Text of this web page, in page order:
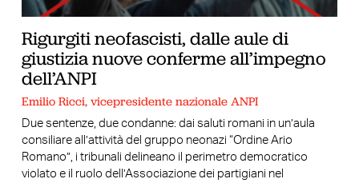
Rigurgiti neofascisti, dalle aule di
giustizia nuove conferme all’impegno
dell’ANPI
Emilio Ricci, vicepresidente nazionale ANPI
Due sentenze, due condanne: dai saluti romani in un’aula
consiliare all’attività del gruppo neonazi “Ordine Ario
Romano”, i tribunali delineano il perimetro democratico
violato e il ruolo dell’Associazione dei partigiani nel